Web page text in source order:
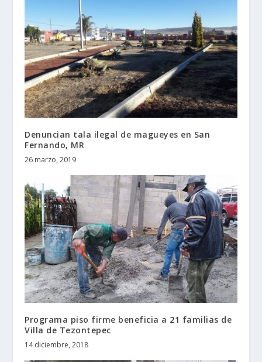
Denuncian tala ilegal de magueyes en San
Fernando, MR
26 marzo, 2019
Programa piso firme beneficia a 21 familias de
Villa de Tezontepec
14 diciembre, 2018